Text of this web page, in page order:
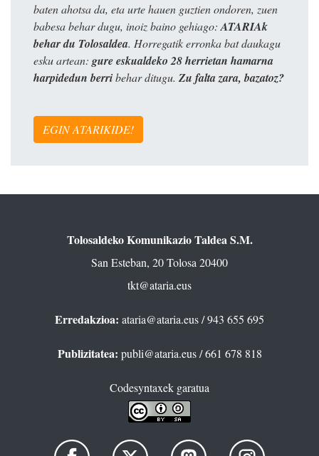
baten ahotsa da, eta urte hauen guztien ondoren, zuen
babesa behar dugu, inoiz baino gehiago: ATARIAk
behar du Tolosaldea. Horregatik erronka bat daukagu
esku artean: gure eskualdeko 28 herrietan hamarna
harpidedun berribehar ditugu. Zu falta zara, bazatoz?
EGIN ATARIKIDE!
Tolosaldeko Komunikazio Taldea S.M.
San Esteban, 20 Tolosa 20400
tkt@ataria.eus
Erredakzioa: ataria@ataria.eus/ 943 655 695
Publizitatea: publi@ataria.eus/ 661 678 818
Codesyntaxek garatua